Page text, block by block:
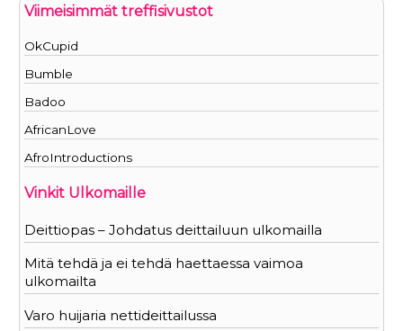
Viimeisimmät treffisivustot
OkCupid
Bumble
Badoo
AfricanLove
AfroIntroductions
Vinkit Ulkomaille
Deittiopas – Johdatus deittailuun ulkomailla
Mitä tehdä ja ei tehdä haettaessa vaimoa
ulkomailta
Varo huijaria nettideittailussa